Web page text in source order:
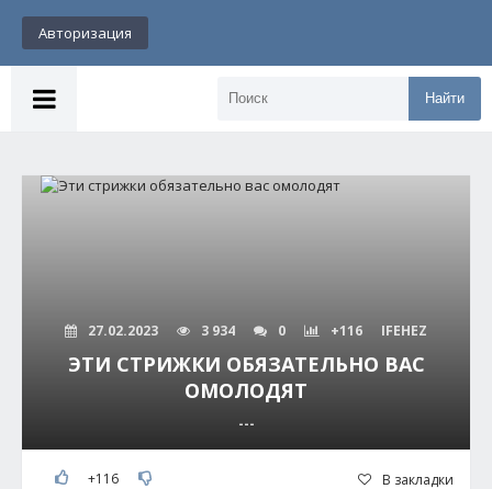
Авторизация
Найти
27.02.2023 3 934 0 +116 IFEHEZ
ЭТИ СТРИЖКИ ОБЯЗАТЕЛЬНО ВАС
ОМОЛОДЯТ
---
+116 В закладки